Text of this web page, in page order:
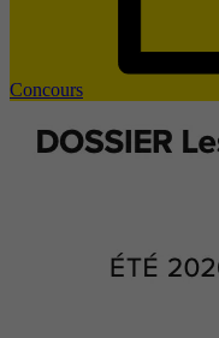
Concours